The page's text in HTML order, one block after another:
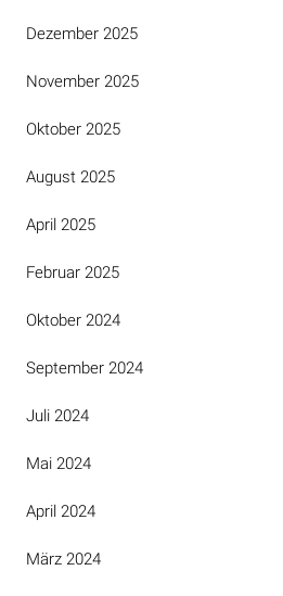
Dezember 2025
November 2025
Oktober 2025
August 2025
April 2025
Februar 2025
Oktober 2024
September 2024
Juli 2024
Mai 2024
April 2024
März 2024